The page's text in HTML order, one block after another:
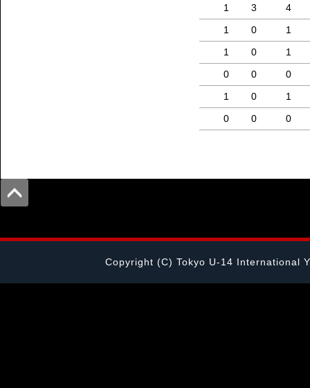
1
3
4
1
0
1
1
0
1
0
0
0
1
0
1
0
0 0
Copyright (C) Tokyo U-14 International